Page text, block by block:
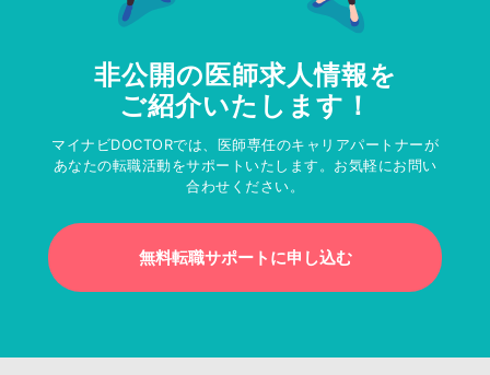
非公開の医師求人情報を
ご紹介いたします！
マイナビDOCTORでは、医師専任のキャリアパートナーが
あなたの転職活動をサポートいたします。お気軽にお問い
合わせください。
無料転職サポートに申し込む